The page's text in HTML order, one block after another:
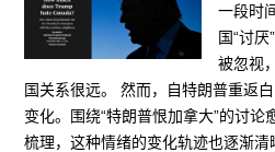
一段时
国“讨厌
被忽视
国关系很远。 然而，自特朗普重返
变化。围绕“特朗普恨加拿大”的讨
梳理，这种情绪的变化轨迹也逐渐清